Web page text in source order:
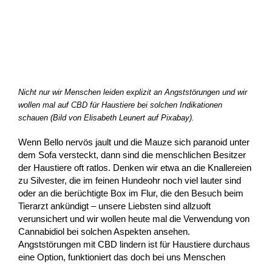
Nicht nur wir Menschen leiden explizit an Angststörungen und wir
wollen mal auf CBD für Haustiere bei solchen Indikationen
schauen (Bild von Elisabeth Leunert auf Pixabay).
Wenn Bello nervös jault und die Mauze sich paranoid unter
dem Sofa versteckt, dann sind die menschlichen Besitzer
der Haustiere oft ratlos. Denken wir etwa an die Knallereien
zu Silvester, die im feinen Hundeohr noch viel lauter sind
oder an die berüchtigte Box im Flur, die den Besuch beim
Tierarzt ankündigt – unsere Liebsten sind allzuoft
verunsichert und wir wollen heute mal die Verwendung von
Cannabidiol bei solchen Aspekten ansehen.
Angststörungen mit CBD lindern ist für Haustiere durchaus
eine Option, funktioniert das doch bei uns Menschen